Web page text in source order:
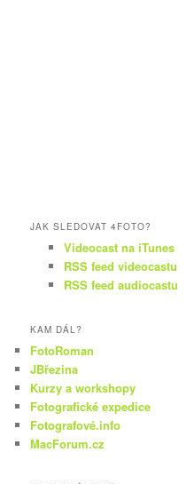
JAK SLEDOVAT 4FOTO?
Videocast na iTunes
RSS feed videocastu
RSS feed audiocastu
KAM DÁL?
FotoRoman
JBřezina
Kurzy a workshopy
Fotografické expedice
Fotografové.info
MacForum.cz